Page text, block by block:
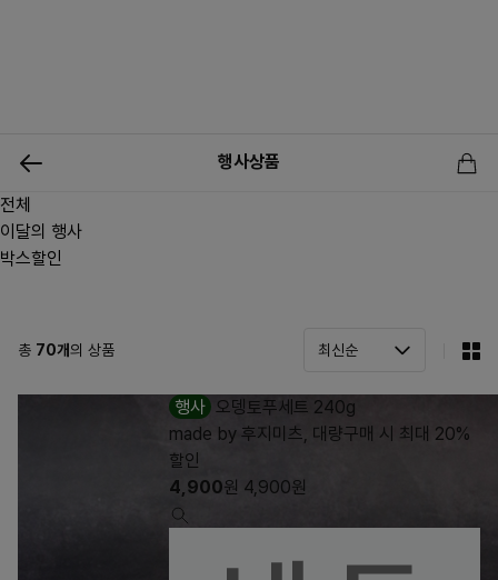
신상품
행사상품
전체
이달의 행사
박스할인
총 70개의 상품
행사 오뎅토푸세트 240g
made by 후지미츠, 대량구매 시 최대 20%
할인
4,900원 4,900원